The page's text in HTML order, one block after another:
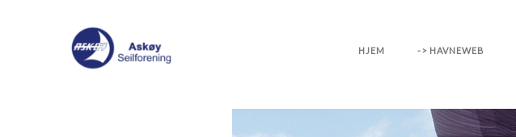
HJEM -> HAVNEWEB